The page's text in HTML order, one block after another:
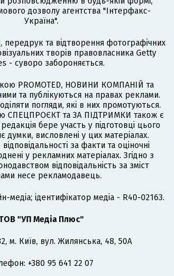
дозволу агентства "Інтерфакс-
Україна".
передрук та відтворення фотографічних
творів правовласника Getty
- суворо забороняється.
PROMOTED, НОВИНИ КОМПАНІЙ та
та публікуються на правах реклами.
погляди, які в них промотуються.
СПЕЦПРОЄКТ та ЗА ПІДТРИМКИ також є
бере участь у підготовці цього
думки, висловлені у цих матеріалах.
за факти та оціночні
у рекламних матеріалах. Згідно з
відповідальність за зміст
несе рекламодавець.
медіа; ідентифікатор медіа - R40-02163.
"УП Медіа Плюс"
м. Київ, вул. Жилянська, 48, 50А
+380 95 641 22 07